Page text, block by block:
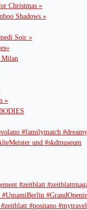
Christmas »
Shadows »
Soir »
Milan
»
#familymatch
und #skdmuseum
#zeitblatt
#positano